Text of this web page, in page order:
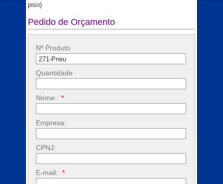
piso)
Pedido de Orçamento
Nº Produto
Quantidade
Nome: *
Empresa:
CPNJ:
E-mail: *